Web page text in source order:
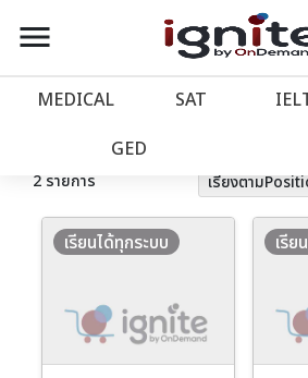
account_balance หน้าแรก
เว็บไซต์อิกไนท์
local_offer โปรโมชั่น
เข้าสู่ระบบ
menu
MEDICAL SAT
GED
ตัวกรอง
2 รายการ เรียงตาม
เรียนได้ทุกระบบ เรีย